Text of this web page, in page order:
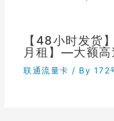
【48小时发货
月租】—大额高
联通流量卡 / By 172